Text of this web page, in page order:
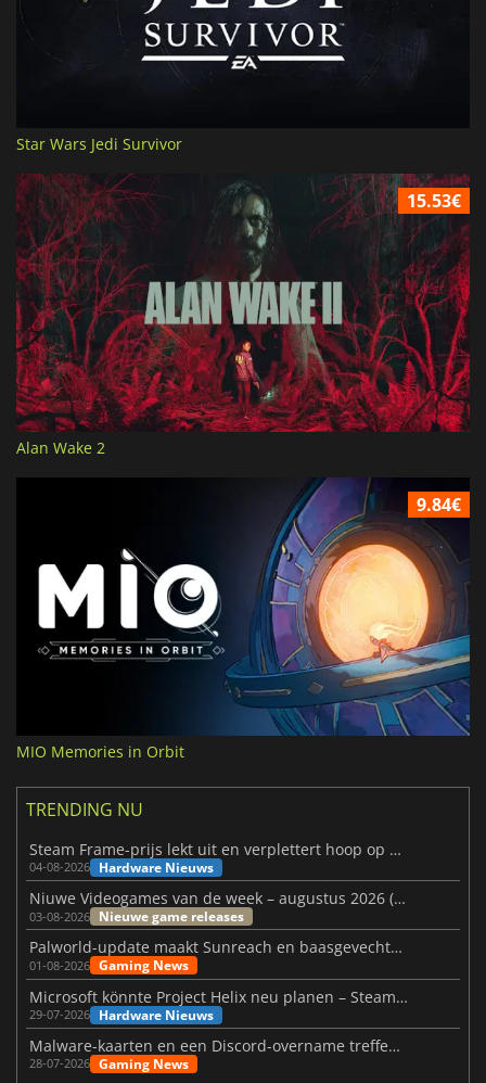
Star Wars Jedi Survivor
15.53€
Alan Wake 2
9.84€
MIO Memories in Orbit
TRENDING NU
Steam Frame-prijs lekt uit en verplettert hoop op betaalbare VR
04-08-2026 Hardware Nieuws
Niuwe Videogames van de week – augustus 2026 (week 32)
03-08-2026 Nieuwe game releases
Palworld-update maakt Sunreach en baasgevechten stabieler
01-08-2026 Gaming News
Microsoft könnte Project Helix neu planen – Steam-Support wackelt
29-07-2026 Hardware Nieuws
Malware-kaarten en een Discord-overname treffen Meccha Chameleon
28-07-2026 Gaming News